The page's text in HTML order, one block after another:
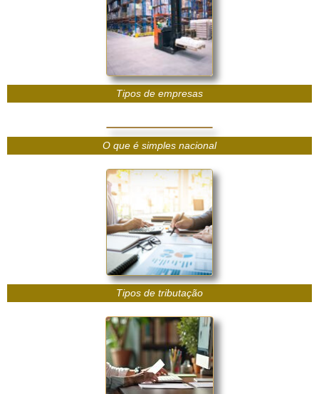
Tipos de empresas
O que é simples nacional
Tipos de tributação